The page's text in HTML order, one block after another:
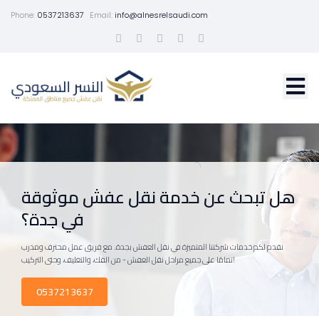
Phone: 0537213637 Email:info@alnesrelsaudi.com
هل تبحث عن خدمة نقل عفش موثوقة
في جدة؟
نقدم لكم خدمات شركتنا المتميزة في نقل العفش بجدة. مع فريق عمل محترف ومدرب
تمامًا على جميع مراحل نقل العفش - من الفك، والتغليف، وحتى التركيب!
0537213637